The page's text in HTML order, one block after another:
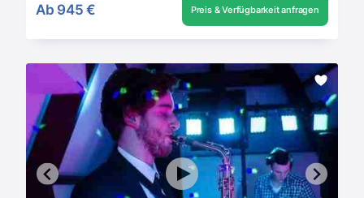
Ab 945 € Preis & Verfügbarkeit anfragen